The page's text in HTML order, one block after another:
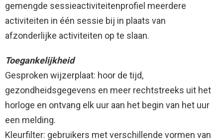
gemengde sessieactiviteitenprofiel meerdere
activiteiten in één sessie bij in plaats van
afzonderlijke activiteiten op te slaan.
Toegankelijkheid
Gesproken wijzerplaat: hoor de tijd,
gezondheidsgegevens en meer rechtstreeks uit het
horloge en ontvang elk uur aan het begin van het uur
een melding.
Kleurfilter: gebruikers met verschillende vormen van